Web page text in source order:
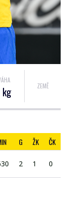
kg ZEMĚ
G ŽK ČK
2 1 0